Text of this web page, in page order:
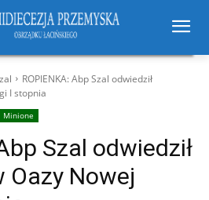
ROPIENKA: Abp Szal odwiedził
I stopnia
Minione
Szal odwiedził
Nowej